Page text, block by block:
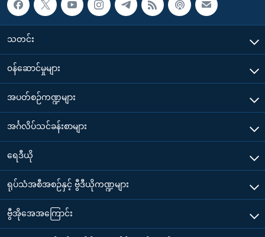
သတင်း
၀န်ဆောင်မှုများ
အပတ်စဉ်ကဏ္ဍများ
အင်္ဂလိပ်သင်ခန်းစာများ
ရေဒီယို
ရုပ်သံအစီအစဉ်နှင့် ဗွီဒီယိုကဏ္ဍများ
ဗွီအိုအေအကြောင်း